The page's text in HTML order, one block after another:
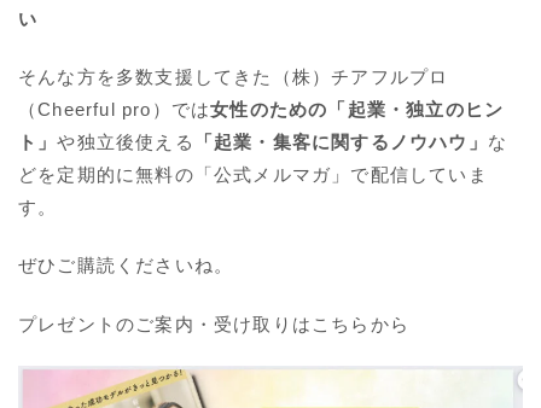
い
そんな方を多数支援してきた（株）チアフルプロ
（Cheerful pro）では女性のための「起業・独立のヒン
ト」や独立後使える 「起業・集客に関するノウハウ」 な
どを定期的に無料の「公式メルマガ」で配信していま
す。
ぜひご購読くださいね。
プレゼントのご案内・受け取りはこちらから